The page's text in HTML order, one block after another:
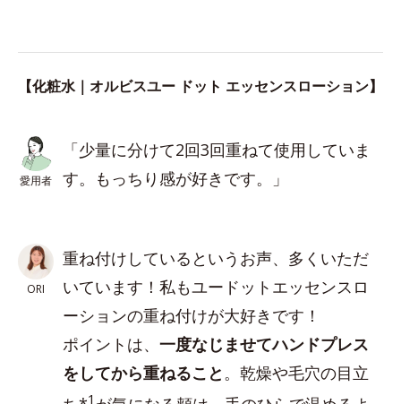
【化粧水｜オルビスユー ドット エッセンスローション】
愛用者
「少量に分けて2回3回重ねて使用していま
す。もっちり感が好きです。」
ORI
重ね付けしているというお声、多くいただ
いています！私もユードットエッセンスロ
ーションの重ね付けが大好きです！
ポイントは、 一度なじませてハンドプレス
をしてから重ねること 。乾燥や毛穴の目立
1